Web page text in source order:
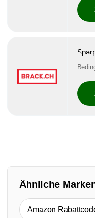
Ähnliche
Amazon